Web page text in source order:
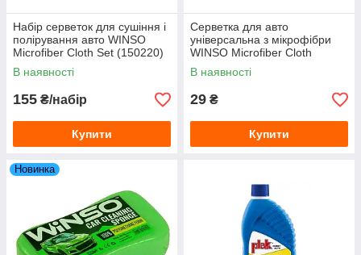
Набір серветок для сушіння і
полірування авто WINSO
Microfiber Cloth Set (150220)
3 шт, 30×40 см
В наявності
155 ₴/набір
Купити
Серветка для авто
універсальна з мікрофібри
WINSO Microfiber Cloth
(150100/110) 30×30 см
В наявності
29 ₴
Купити
Новинка